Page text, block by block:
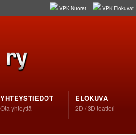
VPK Nuoret VPK Elokuvat
YHTEYSTIEDOT
Ota yhteyttä
ELOKUVA
2D / 3D teatteri